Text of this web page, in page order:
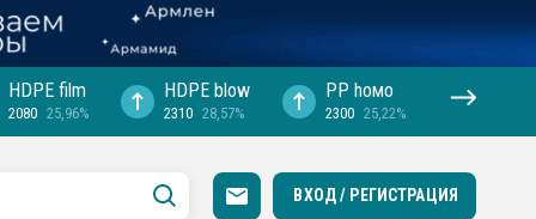
HDPE film
2080 25,96%
HDPE blow
2310 28,57%
PP hомо
2300 25,22%
ВХОД / РЕГИСТРАЦИЯ